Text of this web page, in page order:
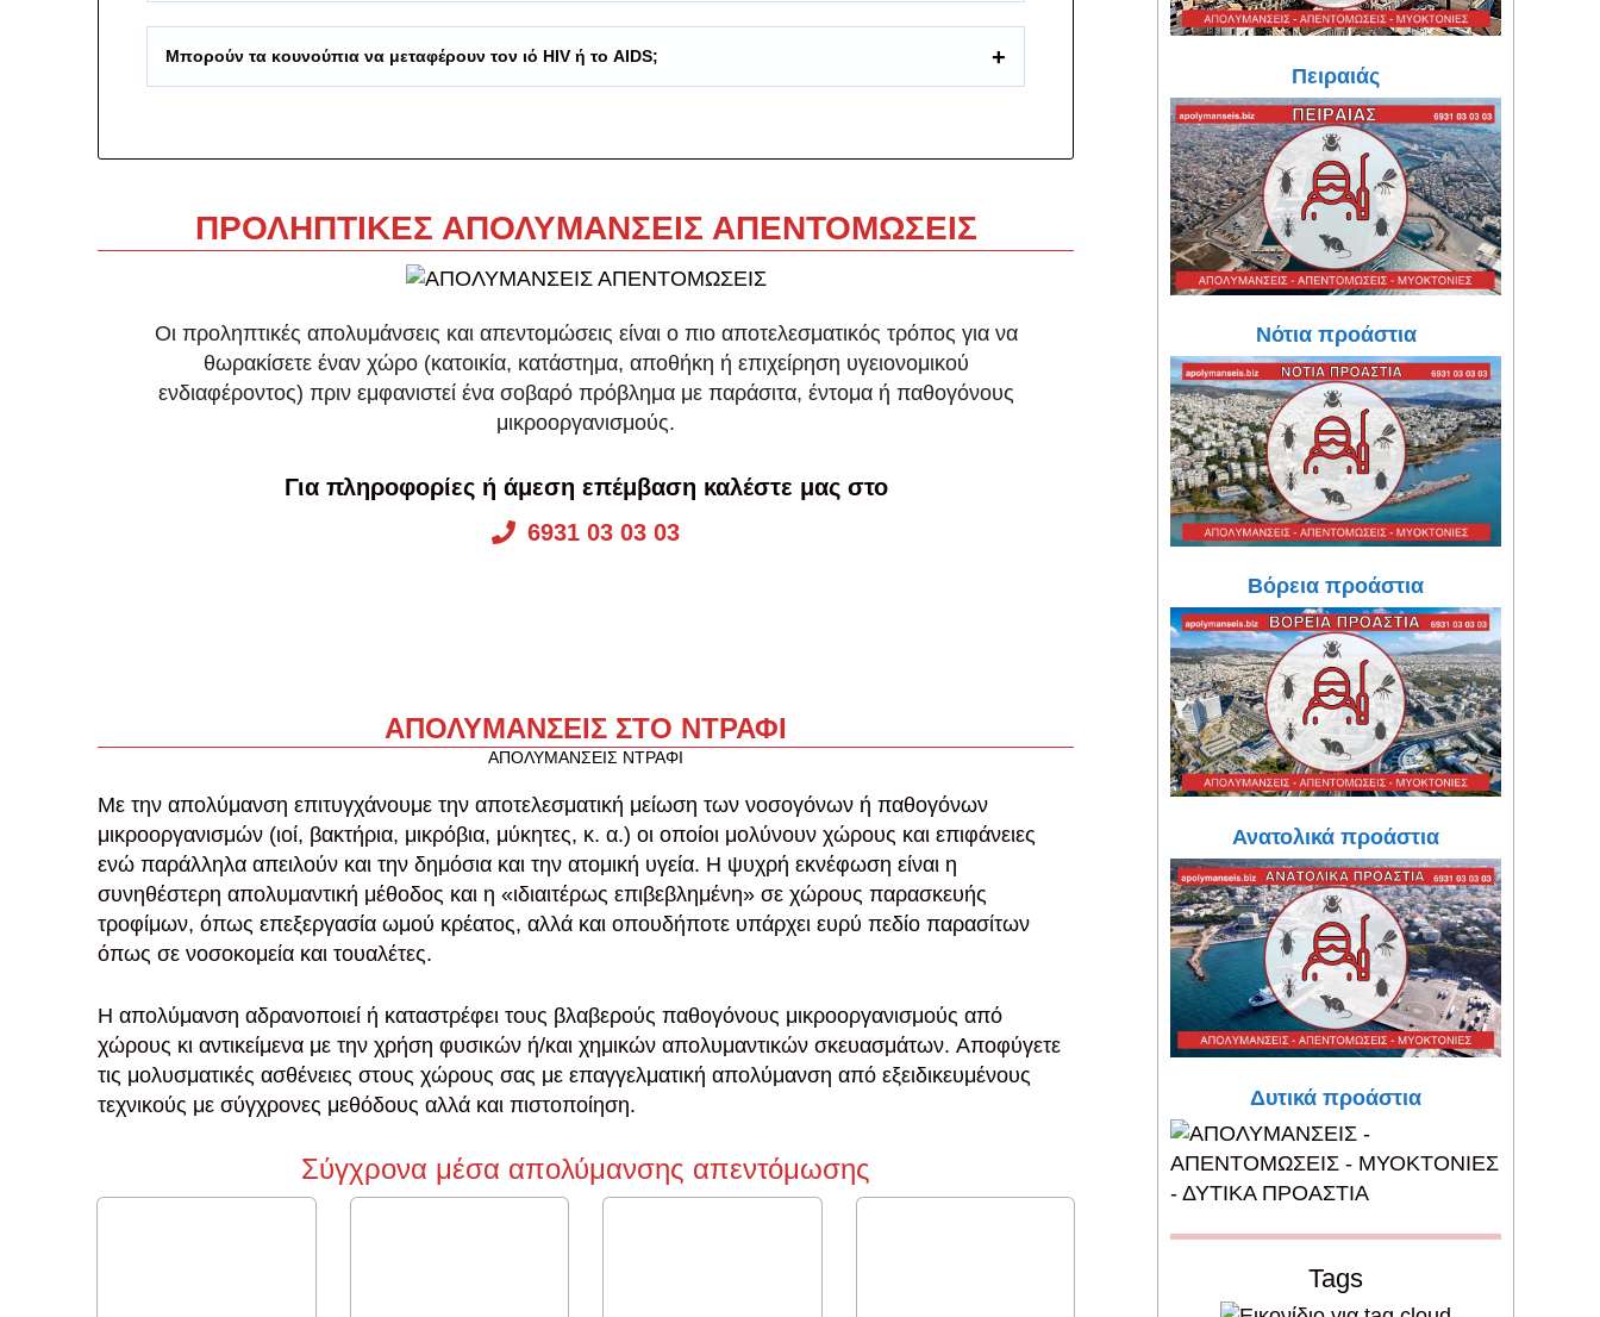
Μπορούν τα κουνούπια να μεταφέρουν τον ιό HIV ή το AIDS;
ΠΡΟΛΗΠΤΙΚΕΣ ΑΠΟΛΥΜΑΝΣΕΙΣ ΑΠΕΝΤΟΜΩΣΕΙΣ
Οι προληπτικές απολυμάνσεις και απεντομώσεις είναι ο πιο αποτελεσματικός τρόπος για να
θωρακίσετε έναν χώρο (κατοικία, κατάστημα, αποθήκη ή επιχείρηση υγειονομικού
ενδιαφέροντος) πριν εμφανιστεί ένα σοβαρό πρόβλημα με παράσιτα, έντομα ή παθογόνους
μικροοργανισμούς.
Για πληροφορίες ή άμεση επέμβαση καλέστε μας στο
6931 03 03 03
ΑΠΟΛΥΜΑΝΣΕΙΣ ΣΤΟ ΝΤΡΑΦΙ
ΑΠΟΛΥΜΑΝΣΕΙΣ ΝΤΡΑΦΙ
Με την απολύμανση επιτυγχάνουμε την αποτελεσματική μείωση των νοσογόνων ή παθογόνων
μικροοργανισμών (ιοί, βακτήρια, μικρόβια, μύκητες, κ. α.) οι οποίοι μολύνουν χώρους και επιφάνειες
ενώ παράλληλα απειλούν και την δημόσια και την ατομική υγεία. Η ψυχρή εκνέφωση είναι η
συνηθέστερη απολυμαντική μέθοδος και η «ιδιαιτέρως επιβεβλημένη» σε χώρους παρασκευής
τροφίμων, όπως επεξεργασία ωμού κρέατος, αλλά και οπουδήποτε υπάρχει ευρύ πεδίο παρασίτων
όπως σε νοσοκομεία και τουαλέτες.
Η απολύμανση αδρανοποιεί ή καταστρέφει τους βλαβερούς παθογόνους μικροοργανισμούς από
χώρους κι αντικείμενα με την χρήση φυσικών ή/και χημικών απολυμαντικών σκευασμάτων. Αποφύγετε
τις μολυσματικές ασθένειες στους χώρους σας με επαγγελματική απολύμανση από εξειδικευμένους
τεχνικούς με σύγχρονες μεθόδους αλλά και πιστοποίηση.
Σύγχρονα μέσα απολύμανσης απεντόμωσης
Πειραιάς
Νότια προάστια
Βόρεια προάστια
Ανατολικά προάστια
Δυτικά προάστια
Tags